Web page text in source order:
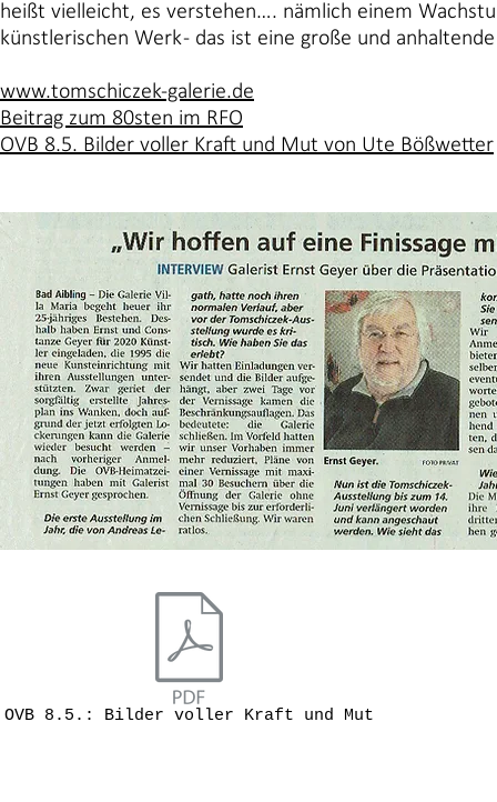
heißt vielleicht, es verstehen…. nämlich einem
künstlerischen Werk - das ist eine große und anhaltende
www.tomschiczek-galerie.de
Beitrag zum 80sten im RFO
OVB 8.5. Bilder voller Kraft und Mut von Ute Bößwetter
OVB 8.5.: Bilder voller Kraft und Mut